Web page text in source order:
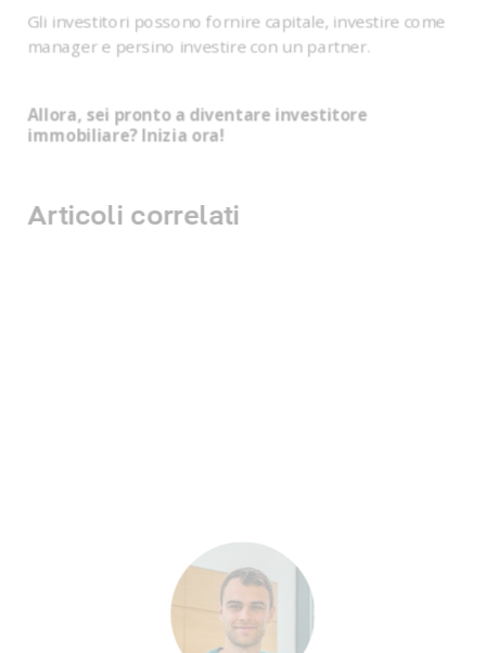
Gli investitori possono fornire capitale, investire come
manager e persino investire con un partner.
Allora, sei pronto a diventare investitore
immobiliare? Inizia ora!
Articoli correlati